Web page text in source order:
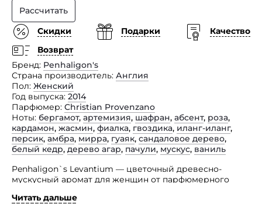
Рассчитать
Скидки
Подарки
Качество
Возврат
Бренд Penhaligon's
Страна производитель Англия
Пол Женский
Год выпуска 2014
Парфюмер Christian Provenzano
Ноты бергамот, артемизия, шафран, абсент, роза,
кардамон, жасмин, фиалка, гвоздика, иланг-иланг,
персик, амбра, мирра, гуаяк, сандаловое дерево,
белый кедр, дерево агар, пачули, мускус, ваниль
Penhaligon`s Levantium — цветочный древесно-
мускусный аромат для женщин от парфюмерного
Читать дальше